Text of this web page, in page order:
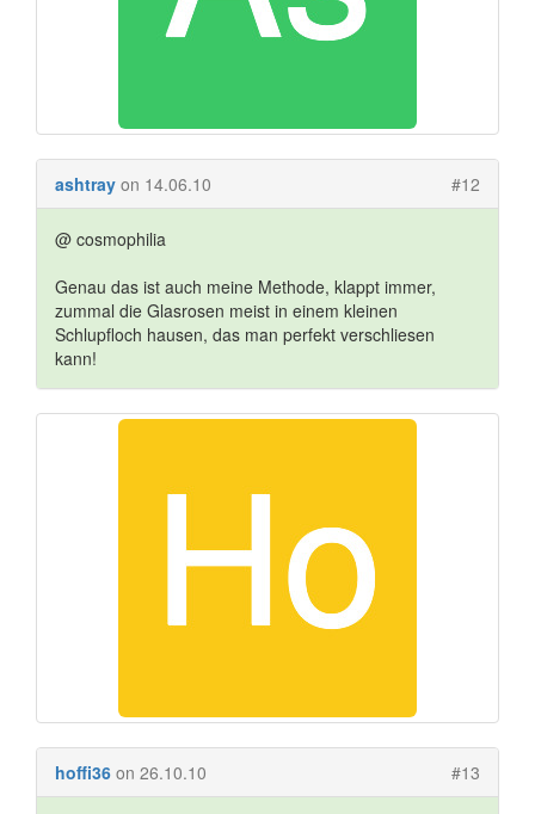
ashtray on 14.06.10 #12
@ cosmophilia
Genau das ist auch meine Methode, klappt immer,
zummal die Glasrosen meist in einem kleinen
Schlupfloch hausen, das man perfekt verschliesen
kann!
hoffi36 on 26.10.10 #13